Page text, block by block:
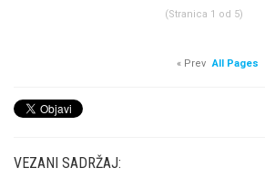
(Stranica 1 od 5)
« Prev All Pages
VEZANI SADRŽAJ: